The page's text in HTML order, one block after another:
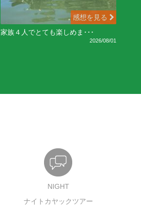
感想を見る
家族４人でとても楽しめま･･･
2026/08/01
NIGHT
ナイトカヤックツアー